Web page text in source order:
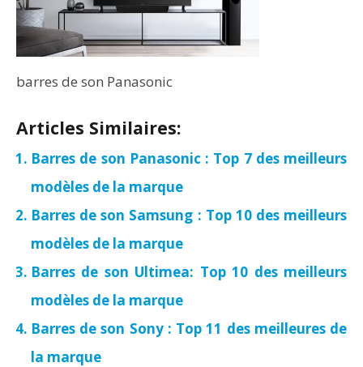
barres de son Panasonic
Articles Similaires:
Barres de son Panasonic : Top 7 des meilleurs
modèles de la marque
Barres de son Samsung : Top 10 des meilleurs
modèles de la marque
Barres de son Ultimea: Top 10 des meilleurs
modèles de la marque
Barres de son Sony : Top 11 des meilleures de
la marque